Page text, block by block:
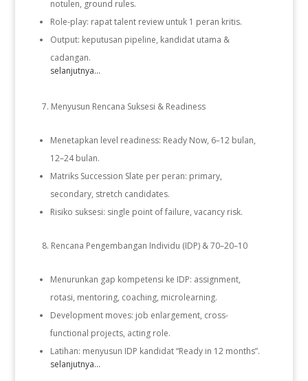
notulen, ground rules.
Role-play: rapat talent review untuk 1 peran kritis.
Output: keputusan pipeline, kandidat utama &
cadangan.
selanjutnya...
Menyusun Rencana Suksesi & Readiness
Menetapkan level readiness: Ready Now, 6–12 bulan,
12–24 bulan.
Matriks Succession Slate per peran: primary,
secondary, stretch candidates.
Risiko suksesi: single point of failure, vacancy risk.
Rencana Pengembangan Individu (IDP) & 70–20–10
Menurunkan gap kompetensi ke IDP: assignment,
rotasi, mentoring, coaching, microlearning.
Development moves: job enlargement, cross-
functional projects, acting role.
Latihan: menyusun IDP kandidat “Ready in 12 months”.
selanjutnya...